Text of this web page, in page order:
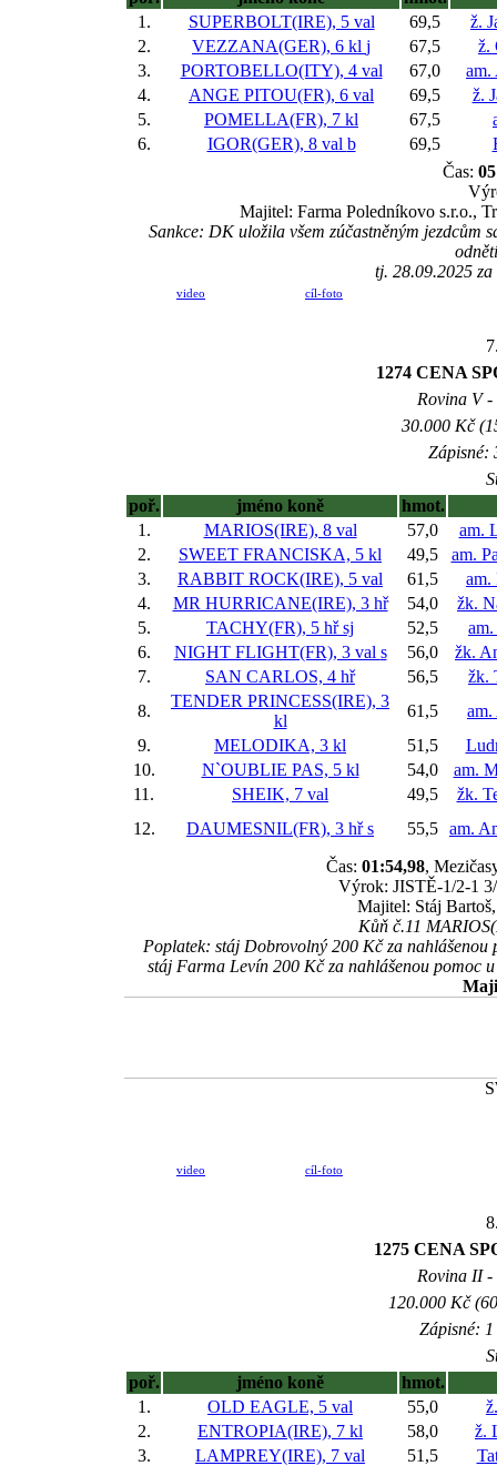
1.
SUPERBOLT(IRE), 5 val 69,5
ž.
2.
VEZZANA(GER), 6 kl j 67,5
ž.
3.
PORTOBELLO(ITY), 4 val 67,0
am.
4.
ANGE PITOU(FR), 6 val 69,5
ž.
5.
POMELLA(FR), 7 kl 67,5
6.
IGOR(GER), 8 val b 69,5
Čas:
Majitel: Farma Poledníkovo s.r.o.,
Sankce: DK uložila všem zúčastněným jezdcům
tj. 28.09.2025
video cíl-foto
1274 CENA
Rovina V
30.000 Kč
Zápisné:
poř.
jméno koně
hmot.
1.
MARIOS(IRE), 8 val 57,0
am.
2.
SWEET FRANCISKA, 5 kl 49,5
am.
3.
RABBIT ROCK(IRE), 5 val 61,5
am.
4.
MR HURRICANE(IRE), 3 hř 54,0
žk.
5.
TACHY(FR), 5 hřsj 52,5
6.
NIGHT FLIGHT(FR), 3 val s 56,0
žk.
7.
SAN CARLOS, 4 hř 56,5
žk.
8.
TENDER PRINCESS(IRE), 3
kl
61,5
am.
9.
MELODIKA, 3 kl 51,5
10.
N`OUBLIE PAS, 5 kl 54,0
am.
11.
SHEIK, 7 val 49,5
žk.
12.
DAUMESNIL(FR), 3 hřs 55,5 am.
Čas: 01:54,98,
Výrok: JISTĚ-1/2-1
Majitel: Stáj
Kůň č.11
Poplatek: stáj Dobrovolný 200 Kč za
stáj Farma Levín 200 Kč za nahlášenou
video cíl-foto
1275 CENA
Rovina II -
120.000 Kč
Zápisné:
poř.
jméno koně
hmot.
1.
OLD EAGLE, 5 val 55,0
2.
ENTROPIA(IRE), 7 kl 58,0
ž.
3.
LAMPREY(IRE), 7 val 51,5